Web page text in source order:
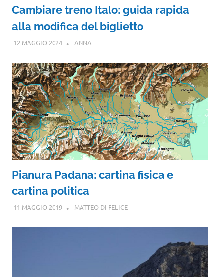
Cambiare treno Italo: guida rapida
alla modifica del biglietto
12 MAGGIO 2024 ANNA
Pianura Padana: cartina fisica e
cartina politica
11 MAGGIO 2019 MATTEO DI FELICE